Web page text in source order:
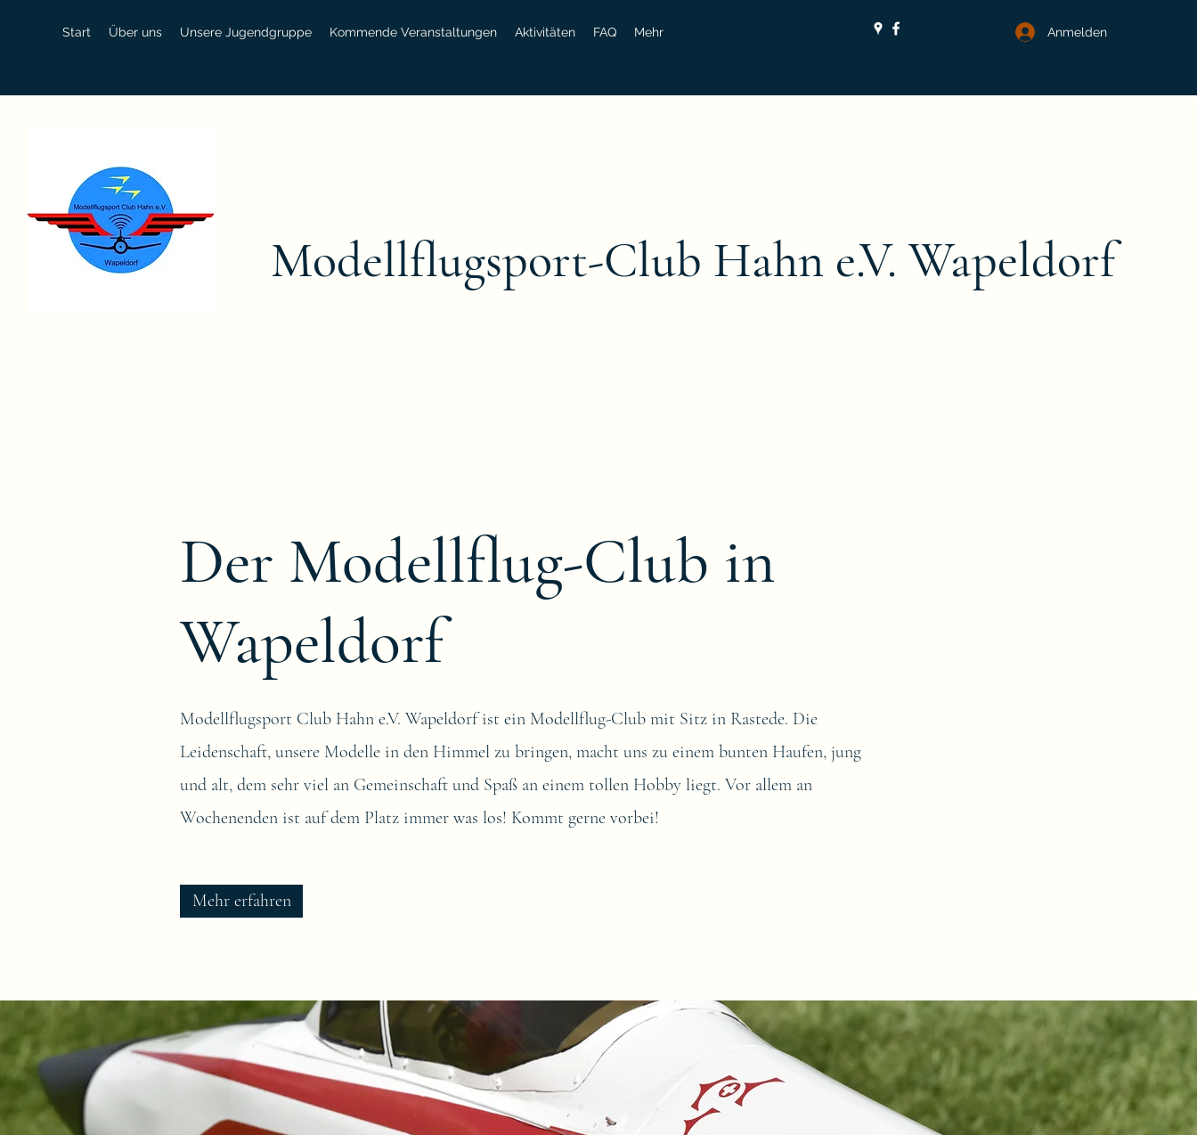
Start Über uns Unsere Jugendgruppe Kommende Veranstaltungen Aktivitäten FAQ Mehr Anmelden
Modellflugsport-Club Hahn e.V. Wapeldorf
Der Modellflug-Club in
Wapeldorf
Modellflugsport Club Hahn e.V. Wapeldorf ist ein Modellflug-Club mit Sitz in Rastede. Die
Leidenschaft, unsere Modelle in den Himmel zu bringen, macht uns zu einem bunten Haufen, jung
und alt, dem sehr viel an Gemeinschaft und Spaß an einem tollen Hobby liegt. Vor allem an
Wochenenden ist auf dem Platz immer was los! Kommt gerne vorbei!
Mehr erfahren